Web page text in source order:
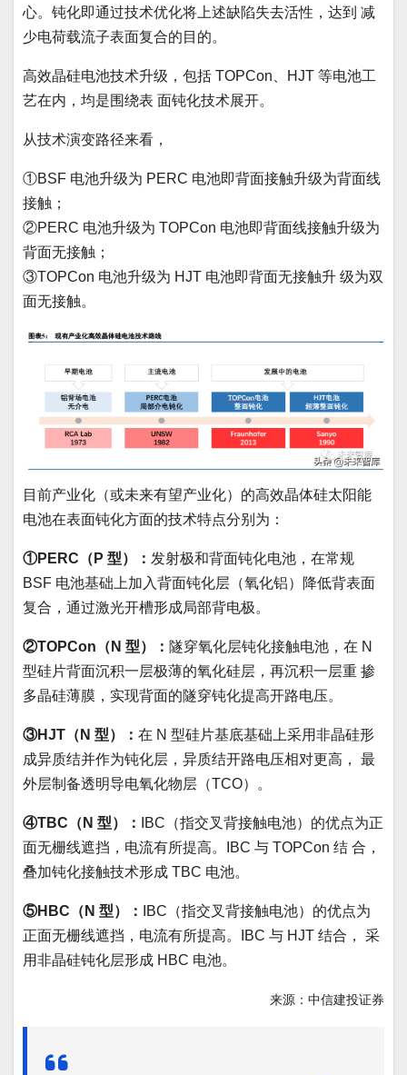
心。钝化即通过技术优化将上述缺陷失去活性，达到 减
少电荷载流子表面复合的目的。
高效晶硅电池技术升级，包括 TOPCon、HJT 等电池工
艺在内，均是围绕表 面钝化技术展开。
从技术演变路径来看，
①BSF 电池升级为 PERC 电池即背面接触升级为背面线
接触；
②PERC 电池升级为 TOPCon 电池即背面线接触升级为
背面无接触；
③TOPCon 电池升级为 HJT 电池即背面无接触升 级为双
面无接触。
目前产业化（或未来有望产业化）的高效晶体硅太阳能
电池在表面钝化方面的技术特点分别为：
①PERC（P 型）： 发射极和背面钝化电池，在常规
BSF 电池基础上加入背面钝化层（氧化铝）降低背表面
复合，通过激光开槽形成局部背电极。
②TOPCon（N 型）： 隧穿氧化层钝化接触电池，在 N
型硅片背面沉积一层极薄的氧化硅层，再沉积一层重 掺
多晶硅薄膜，实现背面的隧穿钝化提高开路电压。
③HJT（N 型）： 在 N 型硅片基底基础上采用非晶硅形
成异质结并作为钝化层，异质结开路电压相对更高， 最
外层制备透明导电氧化物层（TCO）。
④TBC（N 型）：
IBC（指交叉背接触电池）的优点为正
面无栅线遮挡，电流有所提高。IBC 与 TOPCon 结 合，
叠加钝化接触技术形成 TBC 电池。
⑤HBC（N 型）：
IBC（指交叉背接触电池）的优点为
正面无栅线遮挡，电流有所提高。IBC 与 HJT 结合， 采
用非晶硅钝化层形成 HBC 电池。
来源：中信建投证券